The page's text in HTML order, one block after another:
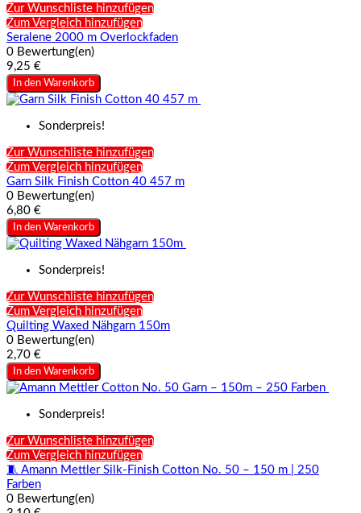
Zur Wunschliste hinzufügen
Zum Vergleich hinzufügen
Seralene 2000 m Overlockfaden
0 Bewertung(en)
9,25 €
In den Warenkorb
Sonderpreis!
Zur Wunschliste hinzufügen
Zum Vergleich hinzufügen
Garn Silk Finish Cotton 40 457 m
0 Bewertung(en)
6,80 €
In den Warenkorb
Sonderpreis!
Zur Wunschliste hinzufügen
Zum Vergleich hinzufügen
Quilting Waxed Nähgarn 150m
0 Bewertung(en)
2,70 €
In den Warenkorb
Sonderpreis!
Zur Wunschliste hinzufügen
Zum Vergleich hinzufügen
🧵 Amann Mettler Silk-Finish Cotton No. 50 – 150 m | 250
Farben
0 Bewertung(en)